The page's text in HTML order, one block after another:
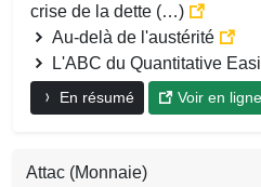
crise de la dette (…)
Au-delà de l'austérité
L'ABC du Quantitative
En résumé Voir en ligne
Attac (Monnaie)